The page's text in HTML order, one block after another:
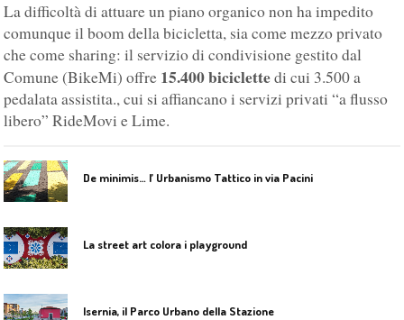
La difficoltà di attuare un piano organico non ha impedito
comunque il boom della bicicletta, sia come mezzo privato
che come sharing: il servizio di condivisione gestito dal
Comune (BikeMi) offre 15.400 biciclettedi cui 3.500 a
pedalata assistita., cui si affiancano i servizi privati “a flusso
libero” RideMovi e Lime.
De minimis… l’ Urbanismo Tattico in via Pacini
La street art colora i playground
Isernia, il Parco Urbano della Stazione